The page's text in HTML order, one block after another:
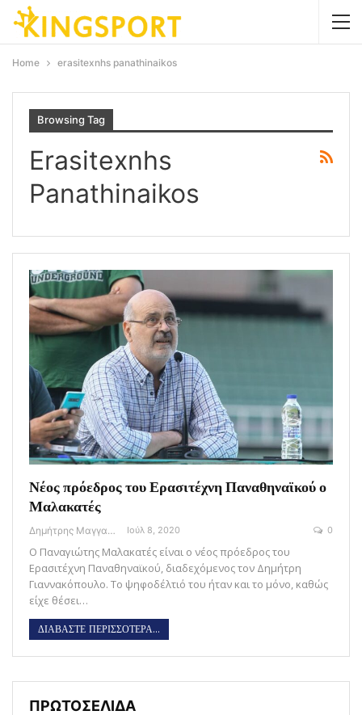
Home erasitexnhs panathinaikos
Browsing Tag
Erasitexnhs
Panathinaikos
Νέος πρόεδρος του Ερασιτέχνη Παναθηναϊκού ο
Μαλακατές
Δημήτρης Μαγγανάρης Ιούλ 8, 2020 0
Ο Παναγιώτης Μαλακατές είναι ο νέος πρόεδρος του
Ερασιτέχνη Παναθηναϊκού, διαδεχόμενος τον Δημήτρη
Γιαννακόπουλο. Το ψηφοδέλτιό του ήταν και το μόνο, καθώς
είχε θέσει…
ΔΙΑΒΑΣΤΕ ΠΕΡΙΣΣΟΤΕΡΑ...
ΠΡΩΤΟΣΕΛΙΔΑ